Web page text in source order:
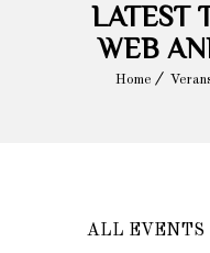
LATEST
WEB
Home
ALL EVENTS